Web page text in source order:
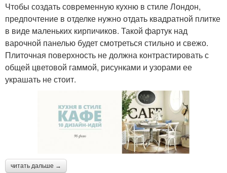
Чтобы создать современную кухню в стиле Лондон,
предпочтение в отделке нужно отдать квадратной плитке
в виде маленьких кирпичиков. Такой фартук над
варочной панелью будет смотреться стильно и свежо.
Плиточная поверхность не должна контрастировать с
общей цветовой гаммой, рисунками и узорами ее
украшать не стоит.
читать дальше →